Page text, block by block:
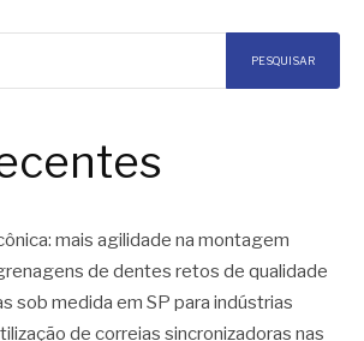
PESQUISAR
mais agilidade na montagem
de dentes retos de qualidade
sob medida em SP para indústrias
de correias sincronizadoras nas